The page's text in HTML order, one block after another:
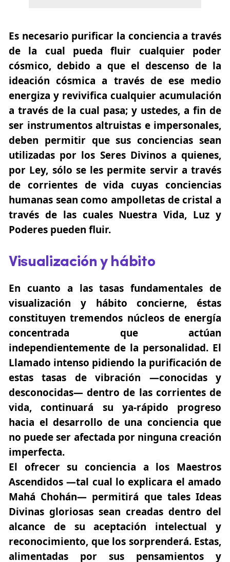
Es necesario purificar la conciencia a través
de la cual pueda fluir cualquier poder
cósmico, debido a que el descenso de la
ideación cósmica a través de ese medio
energiza y revivifica cualquier acumulación
a través de la cual pasa; y ustedes, a fin de
ser instrumentos altruistas e impersonales,
deben permitir que sus conciencias sean
utilizadas por los Seres Divinos a quienes,
por Ley, sólo se les permite servir a través
de corrientes de vida cuyas conciencias
humanas sean como ampolletas de cristal a
través de las cuales Nuestra Vida, Luz y
Poderes pueden fluir.
Visualización y hábito
En cuanto a las tasas fundamentales de
visualización y hábito concierne, éstas
constituyen tremendos núcleos de energía
concentrada que actúan
independientemente de la personalidad. El
Llamado intenso pidiendo la purificación de
estas tasas de vibración —conocidas y
desconocidas— dentro de las corrientes de
vida, continuará su ya-rápido progreso
hacia el desarrollo de una conciencia que
no puede ser afectada por ninguna creación
imperfecta.
El ofrecer su conciencia a los Maestros
Ascendidos —tal cual lo explicara el amado
Mahá Chohán— permitirá que tales Ideas
Divinas gloriosas sean creadas dentro del
alcance de su aceptación intelectual y
reconocimiento, que los sorprenderá. Estas,
alimentadas por sus pensamientos y